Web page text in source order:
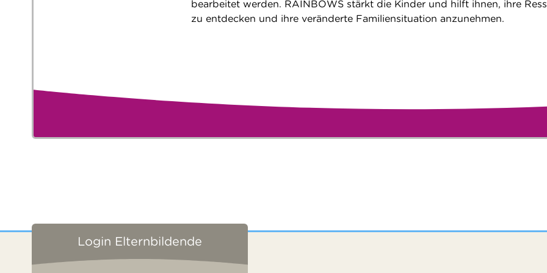
bearbeitet werden. RAINBOWS stärkt die Kinder und hilft ihnen, ihre
zu entdecken und ihre veränderte Familiensituation anzunehmen.
Login Elternbildende